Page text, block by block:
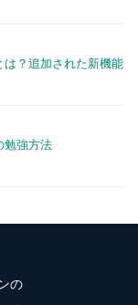
？追加された新機能
勉強方法
の